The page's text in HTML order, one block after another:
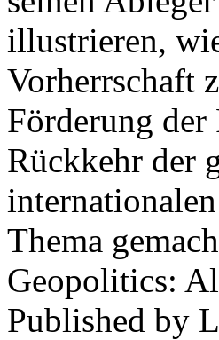
illustrieren,
Vorherrschaft
Förderung der
Rückkehr der
Thema
Geopolitics:
Published by